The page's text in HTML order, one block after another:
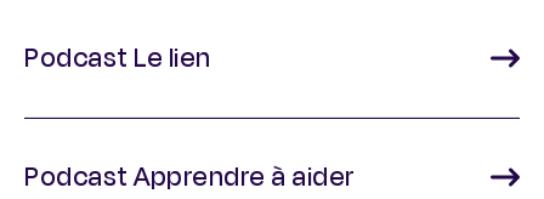
Podcast Le lien
Podcast Apprendre à aider